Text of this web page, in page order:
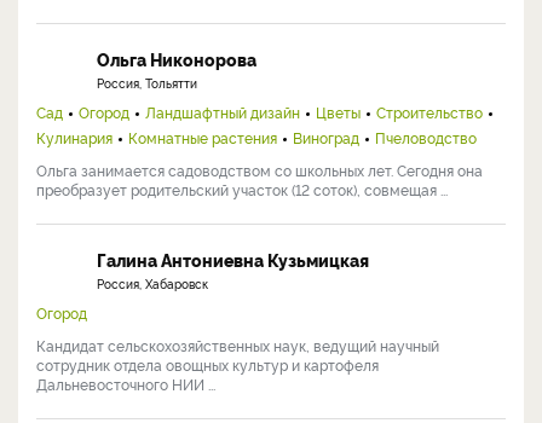
Ольга Никонорова
Россия, Тольятти
Сад Огород Ландшафтный дизайн Цветы
Строительство
Кулинария
Комнатные растения Виноград
Пчеловодство
Ольга занимается садоводством со школьных лет. Сегодня она
преобразует родительский участок (12 соток), совмещая ...
Галина Антониевна Кузьмицкая
Россия, Хабаровск
Огород
Кандидат сельскохозяйственных наук, ведущий научный
сотрудник отдела овощных культур и картофеля
Дальневосточного НИИ ...